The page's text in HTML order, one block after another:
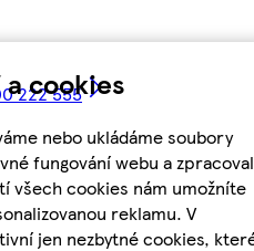
cookies
nebo ukládáme soubory
fungování webu a
všech cookies nám umožníte
reklamu. V
jen nezbytné cookies,
222 555